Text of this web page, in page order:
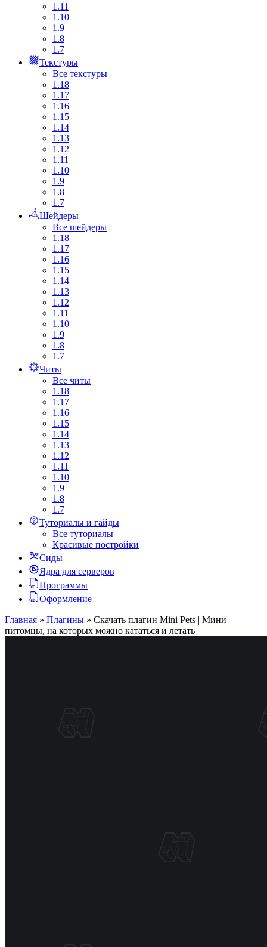
1.11
1.10
1.9
1.8
1.7
Текстуры
Все текстуры
1.18
1.17
1.16
1.15
1.14
1.13
1.12
1.11
1.10
1.9
1.8
1.7
Шейдеры
Все шейдеры
1.18
1.17
1.16
1.15
1.14
1.13
1.12
1.11
1.10
1.9
1.8
1.7
Читы
Все читы
1.18
1.17
1.16
1.15
1.14
1.13
1.12
1.11
1.10
1.9
1.8
1.7
Туториалы и гайды
Все туториалы
Красивые постройки
Сиды
Ядра для серверов
Программы
Оформление
Главная » Плагины » Скачать плагин Mini Pets | Мини
питомцы, на которых можно кататься и летать